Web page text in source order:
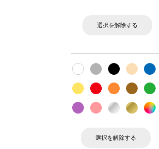
選択を解除する
選択を解除する